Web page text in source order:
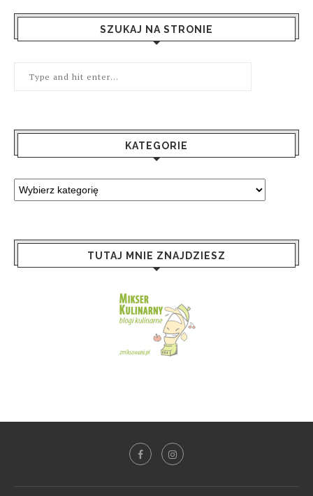
SZUKAJ NA STRONIE
KATEGORIE
TUTAJ MNIE ZNAJDZIESZ